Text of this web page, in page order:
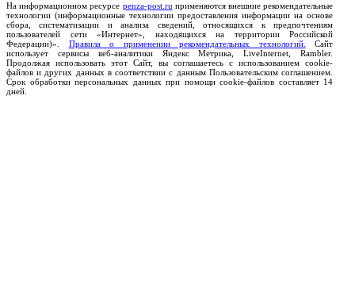
На информационном ресурсе penza-post.ru применяются внешние рекомендательные
технологии (информационные технологии предоставления информации на основе
сбора, систематизации и анализа сведений, относящихся к предпочтениям
пользователей сети «Интернет», находящихся на территории Российской
Федерации)». Правила о применении рекомендательных технологий.
Сайт
использует сервисы веб-аналитики Яндекс Метрика, LiveInternet, Rambler.
Продолжая использовать этот Сайт, вы соглашаетесь с использованием cookie-
файлов и других данных в соответствии с данным Пользовательским соглашением.
Срок обработки персональных данных при помощи cookie-файлов составляет 14
дней.